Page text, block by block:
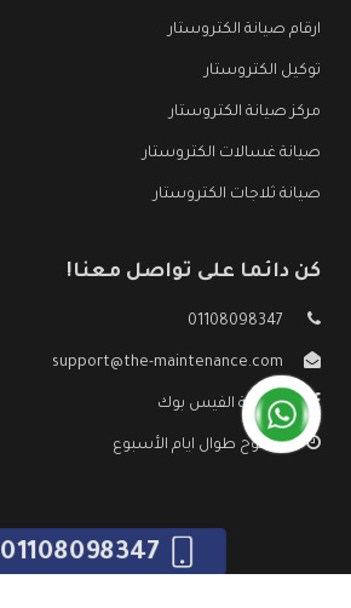
ارقام صيانة الكتروستار
توكيل الكتروستار
مركز صيانة الكتروستار
صيانة غسالات الكتروستار
صيانة ثلاجات الكتروستار
كن دائما على تواصل معنا!
01108098347
support@the-maintenance.com
صفحة الفيس بوك
مفتوح طوال ايام الأسبوع
01108098347